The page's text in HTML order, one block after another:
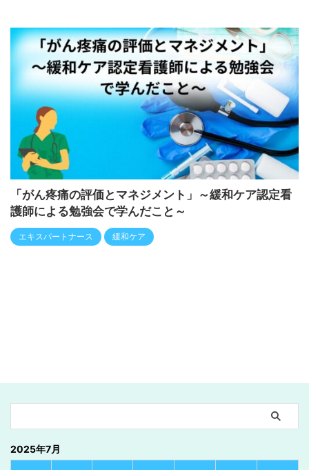
「がん疼痛の評価とマネジメント」～緩和ケア認定看
護師による勉強会で学んだこと～
エキスパートナース 緩和ケア
2025年7月